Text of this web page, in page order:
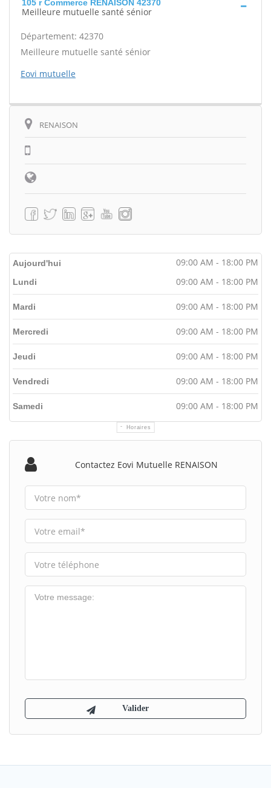
105 r Commerce RENAISON 42370
Meilleure mutuelle santé sénior
Département: 42370
Meilleure mutuelle santé sénior
Eovi mutuelle
RENAISON
Aujourd'hui 09:00 AM - 18:00 PM
Horaires
Lundi 09:00 AM - 18:00 PM
Mardi 09:00 AM - 18:00 PM
Mercredi 09:00 AM - 18:00 PM
Jeudi 09:00 AM - 18:00 PM
Vendredi 09:00 AM - 18:00 PM
Samedi 09:00 AM - 18:00 PM
Contactez Eovi Mutuelle RENAISON